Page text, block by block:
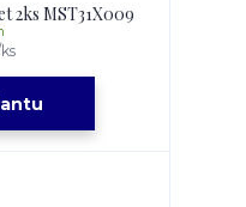
2ks MST31X009
ks